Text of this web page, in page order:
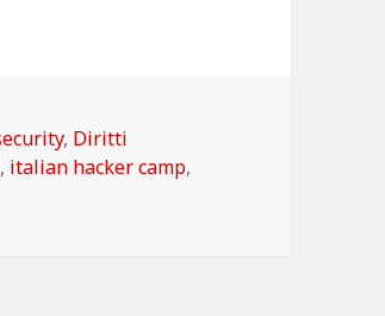
italiana
, Diritti
, italian hacker camp,